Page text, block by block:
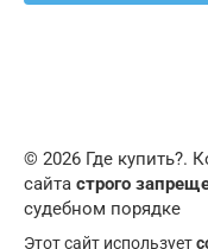
© 2026 Где купить?.
сайта строго
судебном порядке
Этот сайт использует